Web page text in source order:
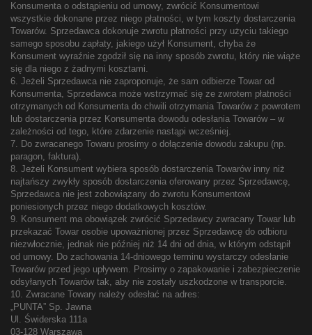
Konsumenta o odstąpieniu od umowy, zwrócić Konsumentowi
wszystkie dokonane przez niego płatności, w tym koszty dostarczenia
Towarów. Sprzedawca dokonuje zwrotu płatności przy użyciu takiego
samego sposobu zapłaty, jakiego użył Konsument, chyba że
Konsument wyraźnie zgodził się na inny sposób zwrotu, który nie wiąże
się dla niego z żadnymi kosztami.
6. Jeżeli Sprzedawca nie zaproponuje, że sam odbierze Towar od
Konsumenta, Sprzedawca może wstrzymać się ze zwrotem płatności
otrzymanych od Konsumenta do chwili otrzymania Towarów z powrotem
lub dostarczenia przez Konsumenta dowodu odesłania Towarów – w
zależności od tego, które zdarzenie nastąpi wcześniej.
7. Do zwracanego Towaru prosimy o dołączenie dowodu zakupu (np.
paragon, faktura).
8. Jeżeli Konsument wybiera sposób dostarczenia Towarów inny niż
najtańszy zwykły sposób dostarczenia oferowany przez Sprzedawcę,
Sprzedawca nie jest zobowiązany do zwrotu Konsumentowi
poniesionych przez niego dodatkowych kosztów.
9. Konsument ma obowiązek zwrócić Sprzedawcy zwracany Towar lub
przekazać Towar osobie upoważnionej przez Sprzedawcę do odbioru
niezwłocznie, jednak nie później niż 14 dni od dnia, w którym odstąpił
od umowy. Do zachowania 14-dniowego terminu wystarczy odesłanie
Towarów przed jego upływem. Prosimy o zapakowanie i zabezpieczenie
odsyłanych Towarów tak, aby nie zostały uszkodzone w transporcie.
10. Zwracane Towary należy odesłać na adres:
„PUNTA” Sp. Jawna
Ul. Świderska 111a
03-128 Warszawa